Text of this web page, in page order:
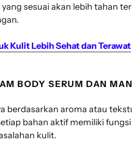
sesuai akan lebih tahan
Kulit Lebih Sehat dan Terawat
BODY SERUM DAN
berdasarkan aroma atau
bahan aktif memiliki
kulit.